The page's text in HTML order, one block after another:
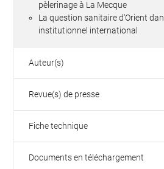
pèlerinage à La Mecque
La question sanitaire d'Orient
institutionnel international
Auteur(s)
Revue(s) de presse
Fiche technique
Documents en téléchargement